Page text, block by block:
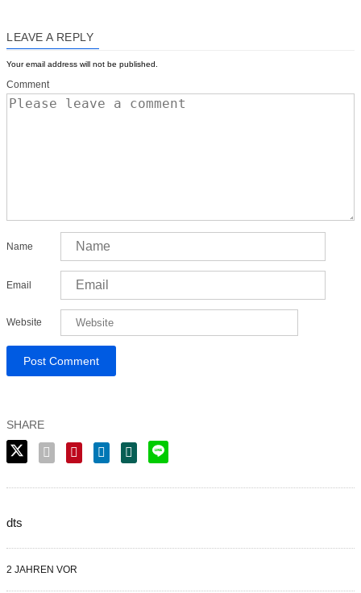
LEAVE A REPLY
Your email address will not be published.
Comment
Name
Email
Website
dts
2 JAHREN VOR